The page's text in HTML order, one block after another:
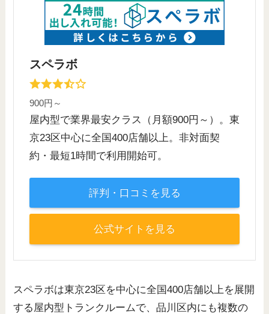
スペラボ
900円～
屋内型で業界最安クラス（月額900円～）。東
京23区中心に全国400店舗以上。非対面契
約・最短1時間で利用開始可。
評判・口コミを見る
公式サイトを見る
スペラボは東京23区を中心に全国400店舗以上を展開
する屋内型トランクルームで、品川区内にも複数の